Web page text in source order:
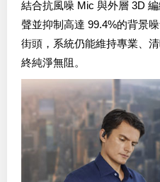
結合抗風噪 Mic 與外層 3D
聲並抑制高達 99.4%的背景
街頭，系統仍能維持專業、
終純淨無阻。